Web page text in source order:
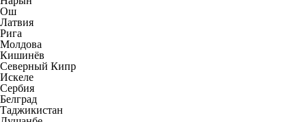
Ош
Латвия
Рига
Молдова
Кишинёв
Северный Кипр
Искеле
Сербия
Белград
Таджикистан